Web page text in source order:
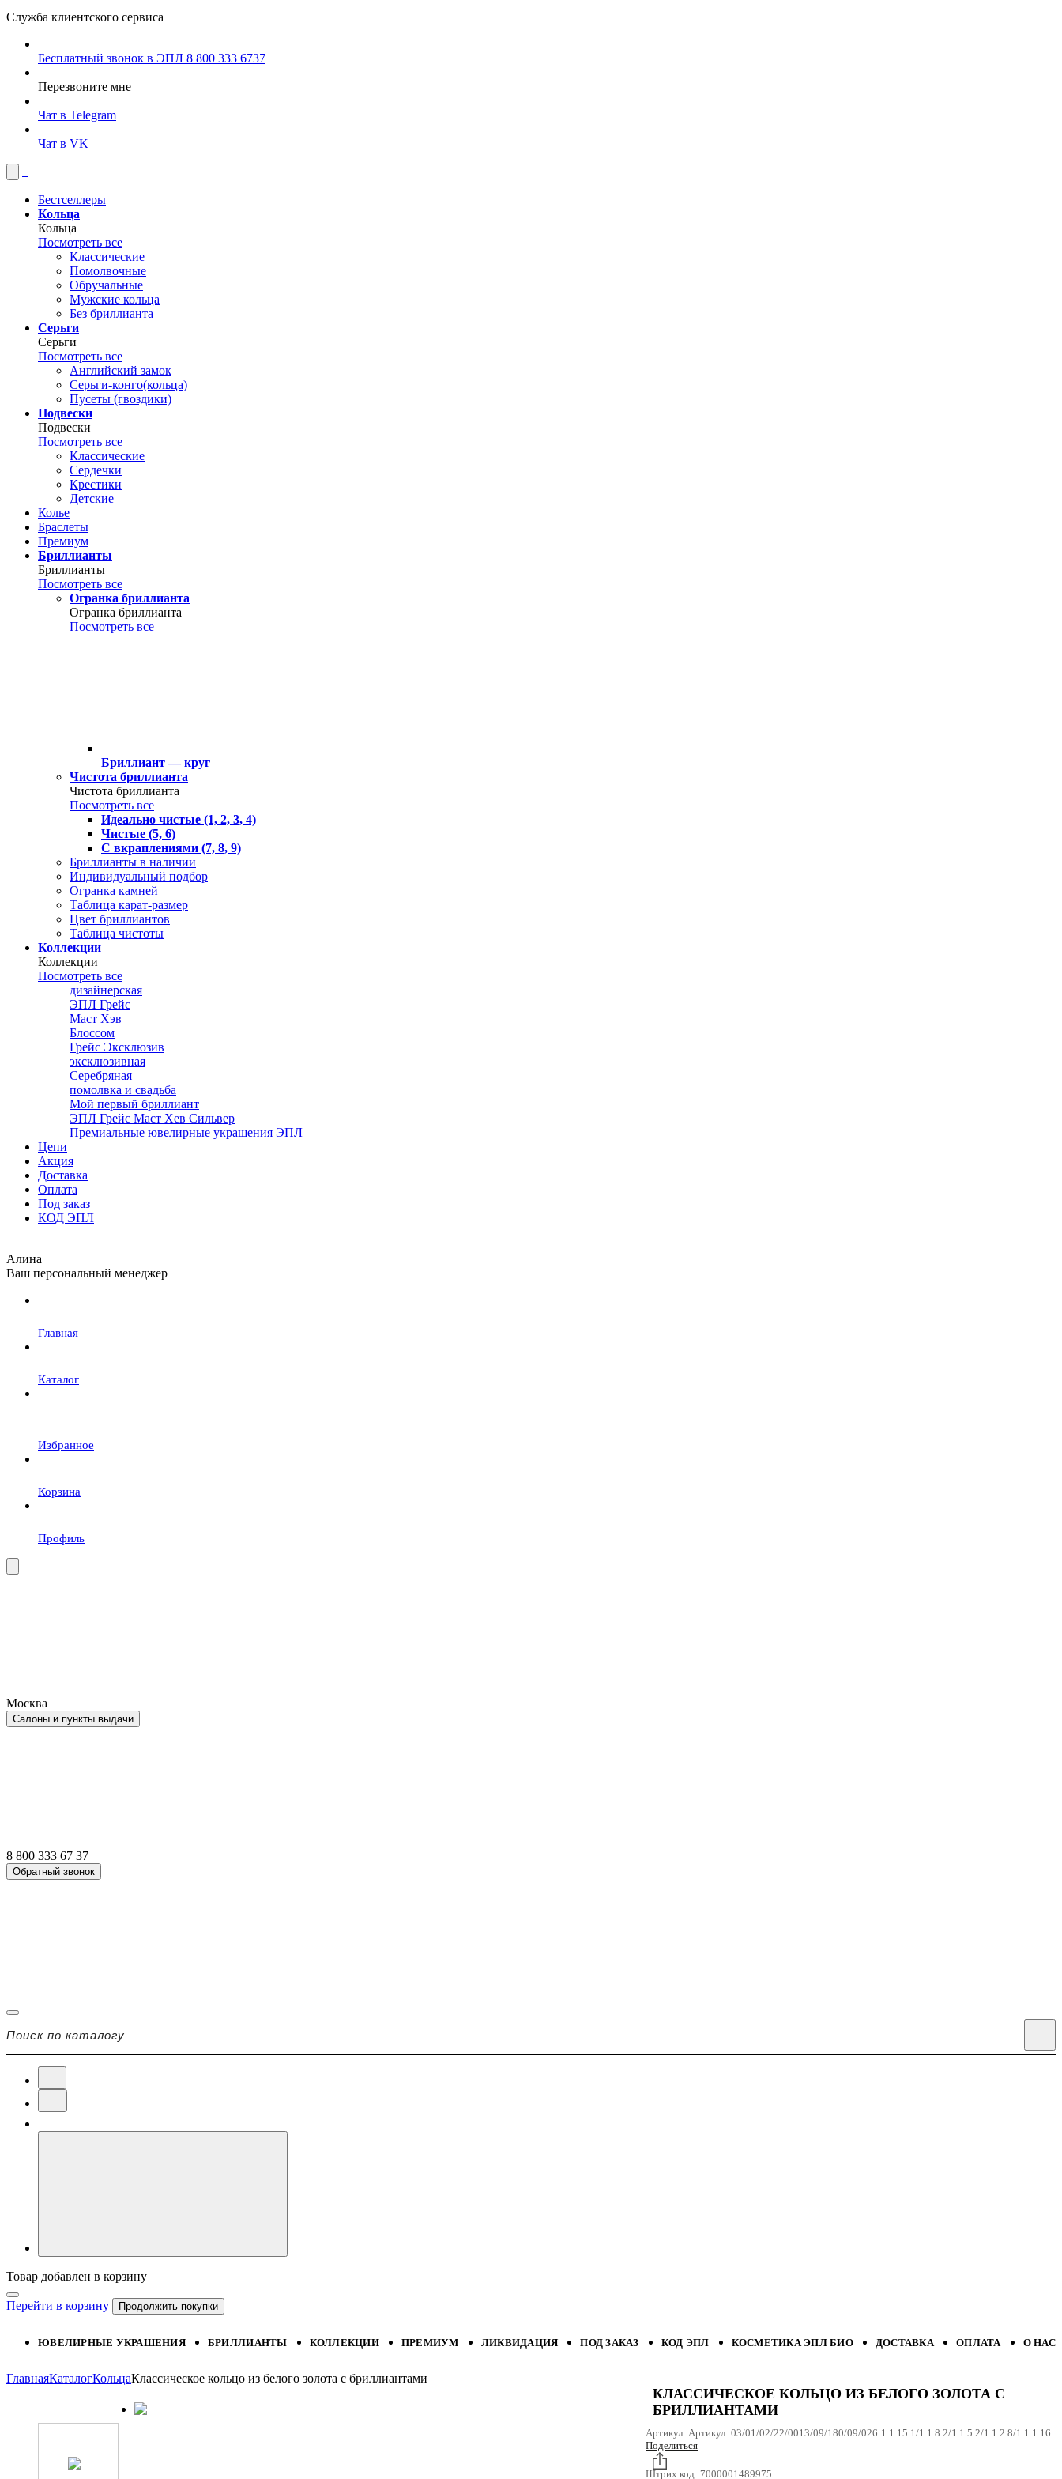
Служба клиентского сервиса
Бесплатный звонок в ЭПЛ 8 800 333 6737
Перезвоните мне
Чат в Telegram
Чат в VK
Бестселлеры
Кольца
Кольца
Посмотреть все
Классические
Помолвочные
Обручальные
Мужские кольца
Без бриллианта
Серьги
Серьги
Посмотреть все
Английский замок
Серьги-конго(кольца)
Пусеты (гвоздики)
Подвески
Подвески
Посмотреть все
Классические
Сердечки
Крестики
Детские
Колье
Браслеты
Премиум
Бриллианты
Бриллианты
Посмотреть все
Огранка бриллианта
Огранка бриллианта
Посмотреть все
Бриллиант — круг
Чистота бриллианта
Чистота бриллианта
Посмотреть все
Идеально чистые (1, 2, 3, 4)
Чистые (5, 6)
С вкраплениями (7, 8, 9)
Бриллианты в наличии
Индивидуальный подбор
Огранка камней
Таблица карат-размер
Цвет бриллиантов
Таблица чистоты
Коллекции
Коллекции
Посмотреть все
дизайнерская
ЭПЛ Грейс
Маст Хэв
Блоссом
Грейс Эксклюзив
эксклюзивная
Серебряная
помолвка и свадьба
Мой первый бриллиант
ЭПЛ Грейс Маст Хев Сильвер
Премиальные ювелирные украшения ЭПЛ
Цепи
Акция
Доставка
Оплата
Под заказ
КОД ЭПЛ
Алина
Ваш персональный менеджер
Главная
Каталог
Избранное
Корзина
Профиль
Москва
Салоны и пункты выдачи
8 800 333 67 37
Обратный звонок
Товар добавлен в корзину
Перейти в корзину Продолжить покупки
ЮВЕЛИРНЫЕ УКРАШЕНИЯ БРИЛЛИАНТЫ КОЛЛЕКЦИИ ПРЕМИУМ ЛИКВИДАЦИЯ ПОД ЗАКАЗ КОД ЭПЛ КОСМЕТИКА ЭПЛ БИО ДОСТАВКА ОПЛАТА О НАС
ГлавнаяКаталогКольцаКлассическое кольцо из белого золота с бриллиантами
КЛАССИЧЕСКОЕ КОЛЬЦО ИЗ БЕЛОГО ЗОЛОТА С
БРИЛЛИАНТАМИ
Артикул: Артикул: 03/01/02/22/0013/09/180/09/026:1.1.15.1/1.1.8.2/1.1.5.2/1.1.2.8/1.1.1.16
Поделиться
Штрих код: 7000001489975